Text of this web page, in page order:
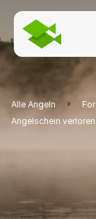
Alle Angeln
Angelschein verloren